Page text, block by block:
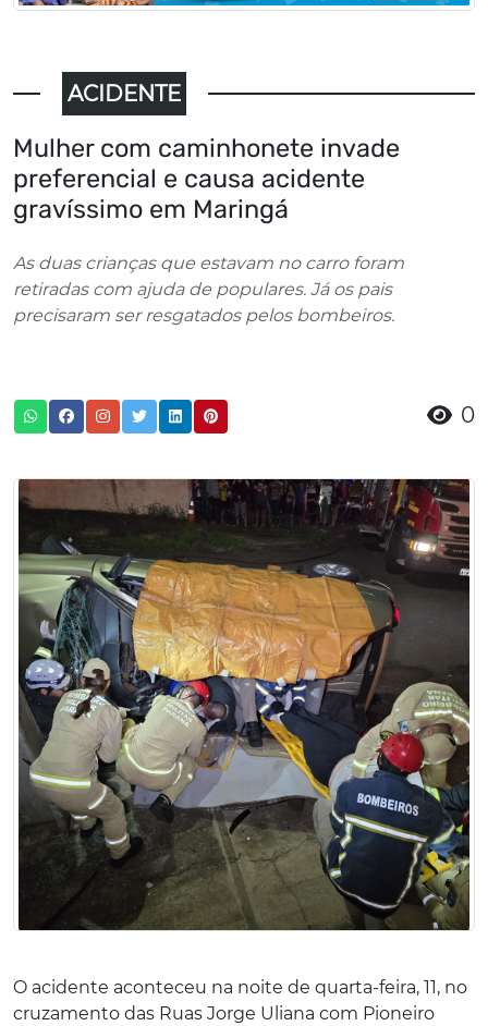
ACIDENTE
Mulher com caminhonete invade
preferencial e causa acidente
gravíssimo em Maringá
As duas crianças que estavam no carro foram
retiradas com ajuda de populares. Já os pais
precisaram ser resgatados pelos bombeiros.
0
O acidente aconteceu na noite de quarta-feira, 11, no
cruzamento das Ruas Jorge Uliana com Pioneiro